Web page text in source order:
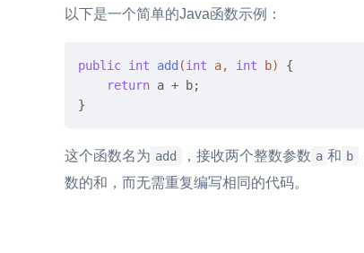
以下是一个简单的Java函数示例：
public int add (int a, int b)
{
return a + b;
这个函数名为 add ，接收两个整数参数 a 和 b
数的和，而无需重复编写相同的代码。